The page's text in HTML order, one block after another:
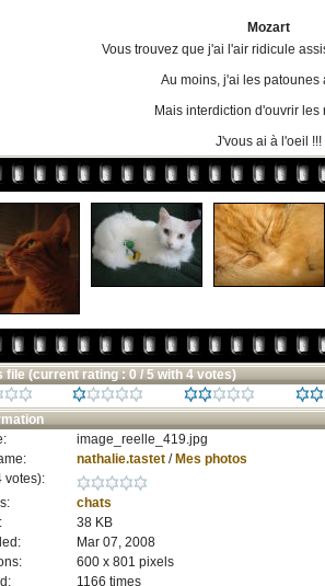
Mozart
Vous trouvez que j'ai l'air ridicule
Au moins, j'ai les patounes
Mais interdiction d'ouvrir les
J'vous ai à l'oeil !!!
file (current rating : 0 / 5 with 4 votes)
image_reelle_419.jpg
nathalie.tastet/ Mes photos
votes):
chats
38 KB
Mar 07, 2008
600 x 801 pixels
1166 times